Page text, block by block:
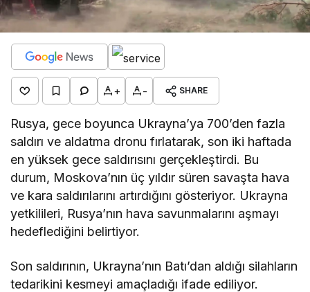
+ - SHARE
Rusya, gece boyunca Ukrayna’ya 700’den fazla
saldırı ve aldatma dronu fırlatarak, son iki haftada
en yüksek gece saldırısını gerçekleştirdi. Bu
durum, Moskova’nın üç yıldır süren savaşta hava
ve kara saldırılarını artırdığını gösteriyor. Ukrayna
yetkilileri, Rusya’nın hava savunmalarını aşmayı
hedeflediğini belirtiyor.
Son saldırının, Ukrayna’nın Batı’dan aldığı silahların
tedarikini kesmeyi amaçladığı ifade ediliyor.